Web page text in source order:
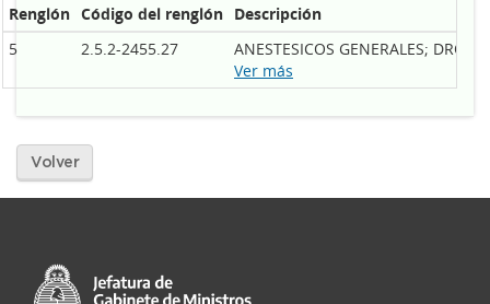
Renglón Código del renglón Descripción
5
2.5.2-2455.27
ANESTESICOS GENERALES;
Ver más
Volver